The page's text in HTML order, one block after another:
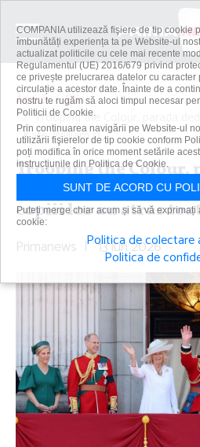
Acasă
Știri
Trooping the Colour, parada
Kate, William şi...
Trooping the Colour,
Regelui Charles.
copiii lor au atras
Primanews | 13 iun 2026
COMPANIA utilizează fişiere de tip cookie
îmbunătăți experiența ta pe Website-ul
actualizat politicile cu cele mai recente
Regulamentul (UE) 2016/679 privind
ce privește prelucrarea datelor cu
circulație a acestor date. Înainte de a
nostru te rugăm să aloci timpul necesar
Politicii de Cookie.
Prin continuarea navigării pe Website-ul
utilizării fişierelor de tip cookie conform
poți modifica în orice moment setările
instrucțiunile din Politica de Cookie.
SUNT DE ACORD CU
Puteți merge chiar acum și să vă
cookie:
Politica de colectare
Politica de